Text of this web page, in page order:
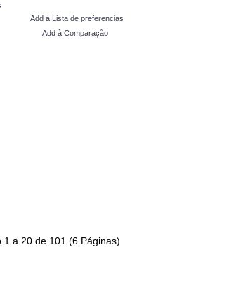
Add à Lista de preferencias
Add à Comparação
1 a 20 de 101 (6 Páginas)